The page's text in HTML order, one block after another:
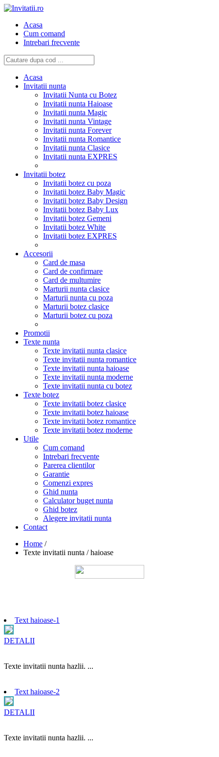
Acasa
Cum comand
Intrebari frecvente
Acasa
Invitatii nunta
Invitatii Nunta cu Botez
Invitatii nunta Haioase
Invitatii nunta Magic
Invitatii nunta Vintage
Invitatii nunta Forever
Invitatii nunta Romantice
Invitatii nunta Clasice
Invitatii nunta EXPRES
Invitatii botez
Invitatii botez cu poza
Invitatii botez Baby Magic
Invitatii botez Baby Design
Invitatii botez Baby Lux
Invitatii botez Gemeni
Invitatii botez White
Invitatii botez EXPRES
Accesorii
Card de masa
Card de confirmare
Card de multumire
Marturii nunta clasice
Marturii nunta cu poza
Marturii botez clasice
Marturii botez cu poza
Promotii
Texte nunta
Texte invitatii nunta clasice
Texte invitatii nunta romantice
Texte invitatii nunta haioase
Texte invitatii nunta moderne
Texte invitatii nunta cu botez
Texte botez
Texte invitatii botez clasice
Texte invitatii botez haioase
Texte invitatii botez romantice
Texte invitatii botez moderne
Utile
Cum comand
Intrebari frecvente
Parerea clientilor
Garantie
Comenzi expres
Ghid nunta
Calculator buget nunta
Ghid botez
Alegere invitatii nunta
Contact
Home /
Texte invitatii nunta / haioase
Text haioase-1
DETALII
Texte invitatii nunta hazlii. ...
Text haioase-2
DETALII
Texte invitatii nunta hazlii. ...